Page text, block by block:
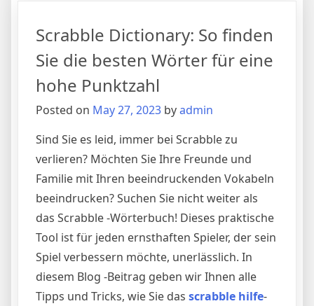
Begleiter,
der
Freude
Scrabble Dictionary: So finden
Sie die besten Wörter für eine
hohe Punktzahl
Posted on May 27, 2023 byadmin
Sind Sie es leid, immer bei Scrabble zu
verlieren? Möchten Sie Ihre Freunde und
Familie mit Ihren beeindruckenden Vokabeln
beeindrucken? Suchen Sie nicht weiter als
das Scrabble -Wörterbuch! Dieses praktische
Tool ist für jeden ernsthaften Spieler, der sein
Spiel verbessern möchte, unerlässlich. In
diesem Blog -Beitrag geben wir Ihnen alle
Tipps und Tricks, wie Sie das scrabble hilfe-